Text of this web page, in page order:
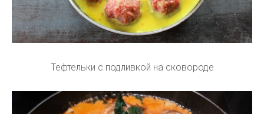
Тефтельки с подливкой на сковороде